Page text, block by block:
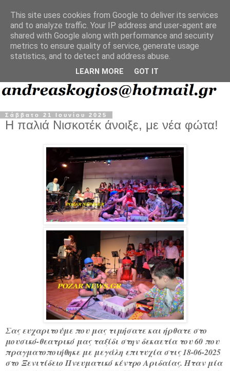
Σάββατο 21 Ιουνίου 2025
Η παλιά Νισκοτέκ άνοιξε, με νέα φώτα!
Σας ευχαριτούμε που μας τιμήσατε και ήρθατε στο
μουσικό-θεατρικό μας ταξίδι στην δεκαετία του 60 που
πραγματοποιήθηκε με μεγάλη επιτυχία στις 18-06-2025
στο Ξενιτίδειο Πνευματικό κέντρο Αριδαίας. Ηταν μία
This site uses cookies from Google to deliver its services
and to analyze traffic. Your IP address and user-agent are
shared with Google along with performance and security
metrics to ensure quality of service, generate usage
statistics, and to detect and address abuse.
LEARN MORE GOT IT